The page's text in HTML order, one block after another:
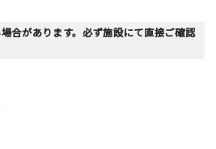
合があります。必ず施設にて直接ご確認